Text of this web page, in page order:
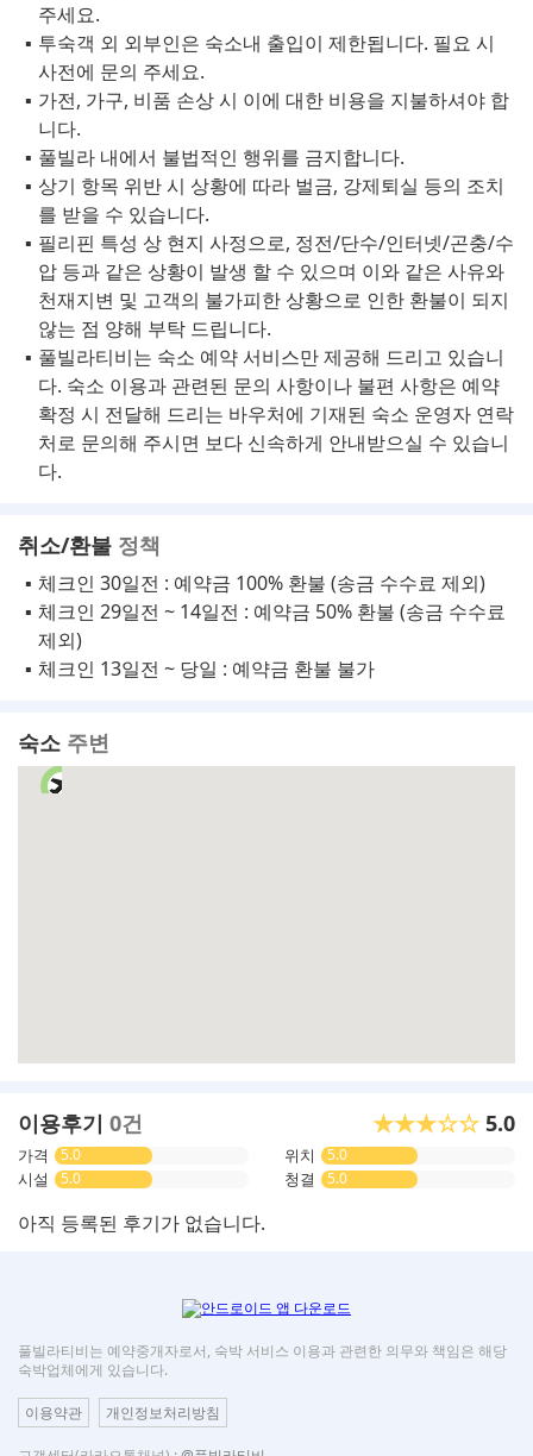
주세요.
투숙객 외 외부인은 숙소내 출입이 제한됩니다. 필요 시
사전에 문의 주세요.
가전, 가구, 비품 손상 시 이에 대한 비용을 지불하셔야 합
니다.
풀빌라 내에서 불법적인 행위를 금지합니다.
상기 항목 위반 시 상황에 따라 벌금, 강제퇴실 등의 조치
를 받을 수 있습니다.
필리핀 특성 상 현지 사정으로, 정전/단수/인터넷/곤충/수
압 등과 같은 상황이 발생 할 수 있으며 이와 같은 사유와
천재지변 및 고객의 불가피한 상황으로 인한 환불이 되지
않는 점 양해 부탁 드립니다.
풀빌라티비는 숙소 예약 서비스만 제공해 드리고 있습니
다. 숙소 이용과 관련된 문의 사항이나 불편 사항은 예약
확정 시 전달해 드리는 바우처에 기재된 숙소 운영자 연락
처로 문의해 주시면 보다 신속하게 안내받으실 수 있습니
다.
취소/환불 정책
체크인 30일전 : 예약금 100% 환불 (송금 수수료 제외)
체크인 29일전 ~ 14일전 : 예약금 50% 환불 (송금 수수료
제외)
체크인 13일전 ~ 당일 : 예약금 환불 불가
숙소 주변
이용후기 0건 ★★★☆☆ 5.0
가격 5.0 위치 5.0
시설 5.0 청결 5.0
아직 등록된 후기가 없습니다.
풀빌라티비는 예약중개자로서, 숙박 서비스 이용과 관련한 의무와 책임은 해당
숙박업체에게 있습니다.
이용약관 개인정보처리방침